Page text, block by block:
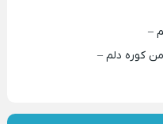
–
کوره دلم –